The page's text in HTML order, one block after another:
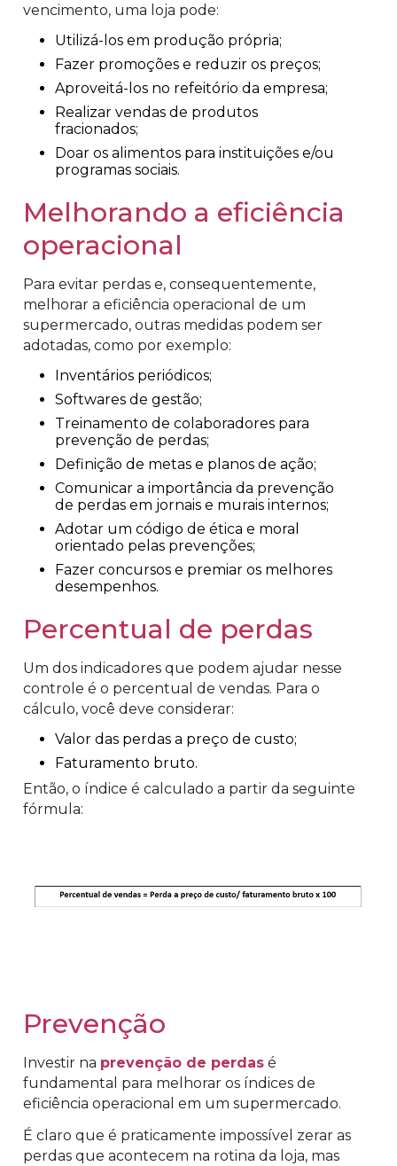
vencimento, uma loja pode:
Utilizá-los em produção própria;
Fazer promoções e reduzir os preços;
Aproveitá-los no refeitório da empresa;
Realizar vendas de produtos
fracionados;
Doar os alimentos para instituições e/ou
programas sociais.
Melhorando a eficiência
operacional
Para evitar perdas e, consequentemente,
melhorar a eficiência operacional de um
supermercado, outras medidas podem ser
adotadas, como por exemplo:
Inventários periódicos;
Softwares de gestão;
Treinamento de colaboradores para
prevenção de perdas;
Definição de metas e planos de ação;
Comunicar a importância da prevenção
de perdas em jornais e murais internos;
Adotar um código de ética e moral
orientado pelas prevenções;
Fazer concursos e premiar os melhores
desempenhos.
Percentual de perdas
Um dos indicadores que podem ajudar nesse
controle é o percentual de vendas. Para o
cálculo, você deve considerar:
Valor das perdas a preço de custo;
Faturamento bruto.
Então, o índice é calculado a partir da seguinte
fórmula:
Prevenção
Investir na prevenção de perdas é
fundamental para melhorar os índices de
eficiência operacional em um supermercado.
É claro que é praticamente impossível zerar as
perdas que acontecem na rotina da loja, mas